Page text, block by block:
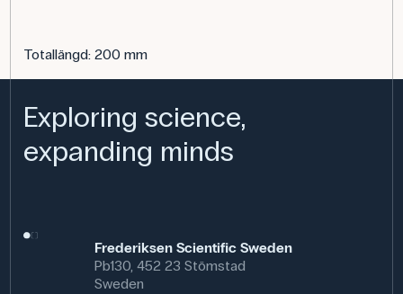
Totallängd: 200 mm
Exploring science,
expanding minds
Frederiksen Scientific Sweden
Pb130, 452 23 Stömstad
Sweden